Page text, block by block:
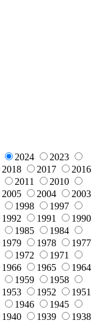
2024
2023
2018 2017
2016
2011
2010
2005 2004
2003
1998
1997
1992 1991
1990
1985
1984
1979 1978
1977
1972
1971
1966 1965
1964
1959
1958
1953 1952
1951
1946
1945
1940 1939
1938